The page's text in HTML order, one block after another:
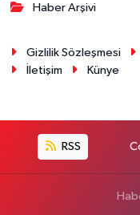
Haber Arşivi
Gizlilik Sözleşmesi
İletişim
Künye
RSS